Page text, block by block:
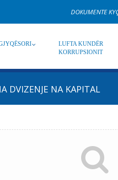
DOKUMENTE
LUFTA KUNDËR
KORRUPSIONIT
DVIZENJE NA KAPITAL